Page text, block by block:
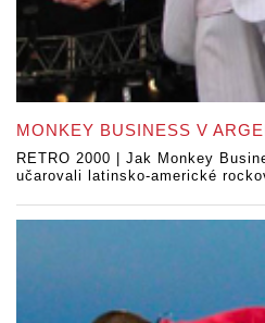
MONKEY BUSINESS V
RETRO 2000 | Jak Monkey
učarovali latinsko-americké